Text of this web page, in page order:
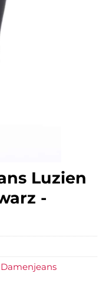
Luzien
-
Damenjeans